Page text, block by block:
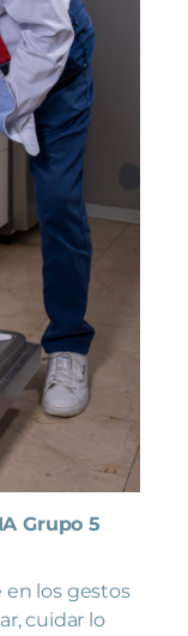
Grupo 5
en los gestos
cuidar lo